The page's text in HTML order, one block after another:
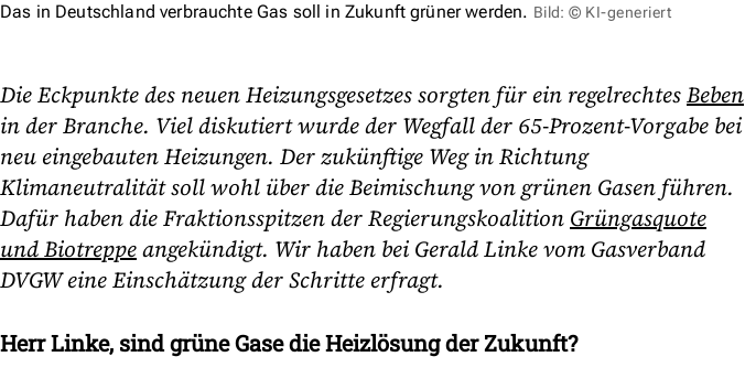
Das in Deutschland verbrauchte Gas soll in Zukunft grüner werden. Bild: © KI-generiert
Die Eckpunkte des neuen Heizungsgesetzes sorgten für ein regelrechtesBeben
in der Branche. Viel diskutiert wurde der Wegfall der 65-Prozent-Vorgabe bei
neu eingebauten Heizungen. Der zukünftige Weg in Richtung
Klimaneutralität soll wohl über die Beimischung von grünen Gasen führen.
Dafür haben die Fraktionsspitzen der Regierungskoalition Grüngasquote
und Biotreppeangekündigt. Wir haben bei Gerald Linke vom Gasverband
DVGW eine Einschätzung der Schritte erfragt.
Herr Linke, sind grüne Gase die Heizlösung der Zukunft?